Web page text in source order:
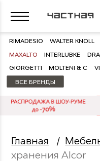
RIMADESIO WALTER KNOLL
MAXALTO INTERLUBKE
GIORGETTI MOLTENI & C
ВСЕ БРЕНДЫ
Главная /
хранения Alcor